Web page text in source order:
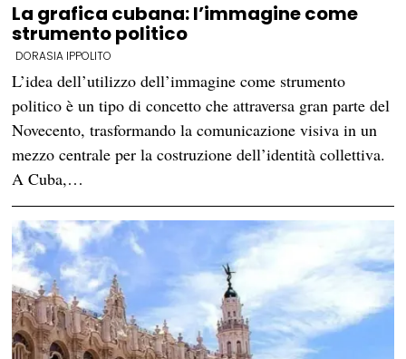
La grafica cubana: l’immagine come
strumento politico
DORASIA IPPOLITO
L’idea dell’utilizzo dell’immagine come strumento
politico è un tipo di concetto che attraversa gran parte del
Novecento, trasformando la comunicazione visiva in un
mezzo centrale per la costruzione dell’identità collettiva.
A Cuba,…